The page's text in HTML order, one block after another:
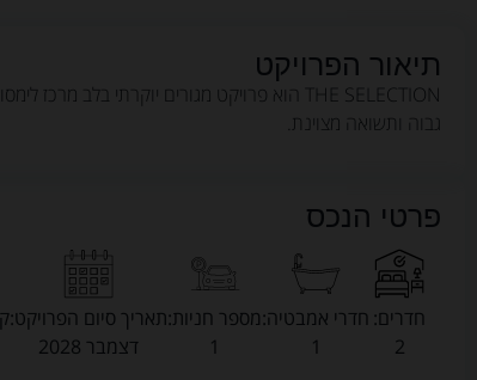
תיאור הפרויקט
גבוה ותשואה מצוינת.
פרטי הנכס
חדרים:
2
חדרי אמבטיה:
1
מספר חניות:
1
תאריך סיום הפרויקט:
דצמבר 2028